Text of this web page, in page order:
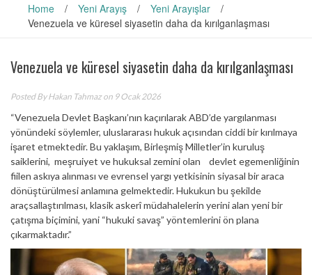
Home / Yeni Arayış / Yeni Arayışlar
/
Venezuela ve küresel siyasetin daha da kırılganlaşması
Venezuela ve küresel siyasetin daha da kırılganlaşması
Posted ByHakan Tahmazon 9 Ocak 2026
“Venezuela Devlet Başkanı’nın kaçırılarak ABD’de yargılanması
yönündeki söylemler, uluslararası hukuk açısından ciddi bir kırılmaya
işaret etmektedir. Bu yaklaşım, Birleşmiş Milletler’in kuruluş
saiklerini, meşruiyet ve hukuksal zemini olan devlet egemenliğinin
fiilen askıya alınması ve evrensel yargı yetkisinin siyasal bir araca
dönüştürülmesi anlamına gelmektedir. Hukukun bu şekilde
araçsallaştırılması, klasik askerî müdahalelerin yerini alan yeni bir
çatışma biçimini, yani “hukuki savaş” yöntemlerini ön plana
çıkarmaktadır.”